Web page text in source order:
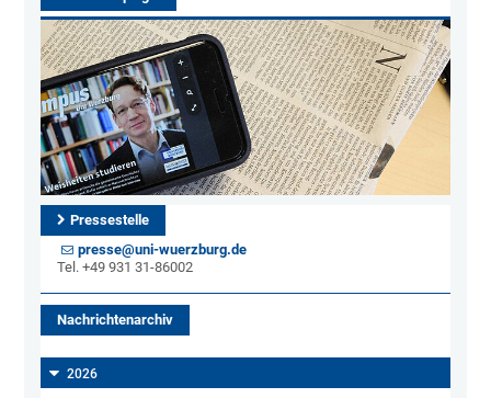
Pressestelle
presse@uni-wuerzburg.de
Tel. +49 931 31-86002
Nachrichtenarchiv
2026